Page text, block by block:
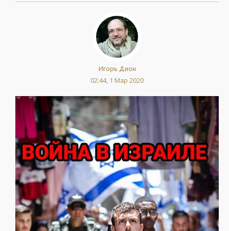
Игорь Дион
02:44, 1 Мар 2020